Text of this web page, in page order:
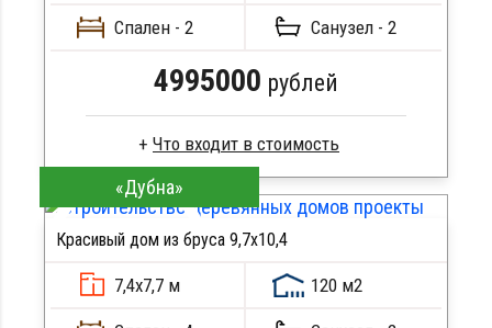
Спален - 2 Санузел - 2
4995000 рублей
Клееный брус
Стропила, балки 50х200 мм
Кровля металлочерепица
Метизы, саморезы, гвозди
Сборка на березовые нагеля, джут
ПОДРОБНЕЕ
«Дубна»
Красивый дом из бруса 9,7х10,4
7,4х7,7 м 120 м2